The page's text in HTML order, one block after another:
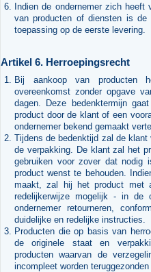
Indien de ondernemer zich
van producten of diensten is
toepassing op de eerste levering.
Artikel 6. Herroepingsrecht
Bij aankoop van producten
overeenkomst zonder opgave
dagen. Deze bedenktermijn
product door de klant of een
ondernemer bekend gemaakt
Tijdens de bedenktijd zal de
de verpakking. De klant zal het
gebruiken voor zover dat nodig
product wenst te behouden.
maakt, zal hij het product met
redelijkerwijze mogelijk - in de
ondernemer retourneren,
duidelijke en redelijke instructies.
Producten die op basis van
de originele staat en
producten waarvan de
incompleet worden